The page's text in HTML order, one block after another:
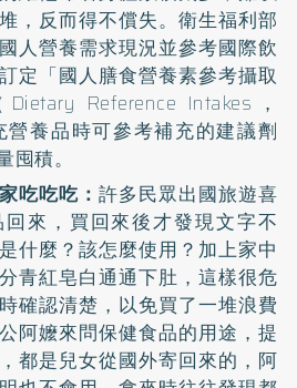
，反而得不償失。衛生福利部
人營養需求現況並參考國際飲
定「國人膳食營養素參考攝取
Reference Intakes，
營養品時可參考補充的建議劑
囤積。
吃吃吃：許多民眾出國旅遊喜
來，買回來後才發現文字不
什麼？該怎麼使用？加上家中
青紅皂白通通下肚，這樣很危
確認清楚，以免買了一堆浪費
阿嬤來問保健食品的用途，提
都是兒女從國外寄回來的，阿